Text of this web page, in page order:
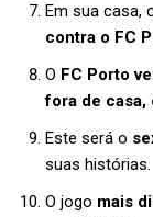
Em sua casa,
contra o FC
O FC Porto
fora de casa,
Este será o
suas histórias.
O jogo mais